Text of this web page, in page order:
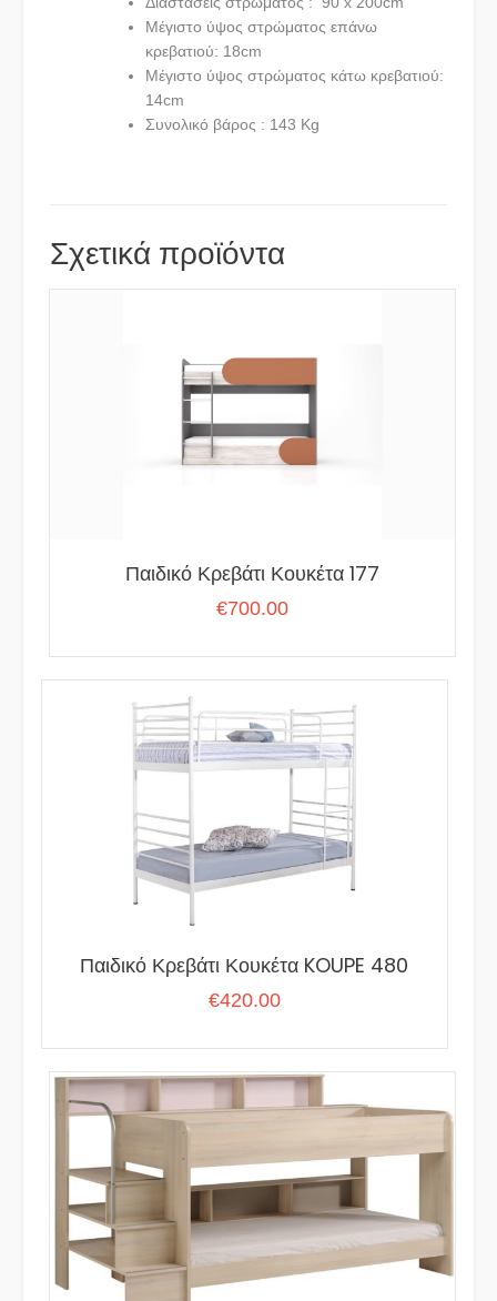
Μέγιστο ύψος στρώματος επάνω
κρεβατιού: 18cm
Μέγιστο ύψος στρώματος κάτω κρεβατιού:
14cm
Συνολικό βάρος : 143 Kg
Σχετικά προϊόντα
Παιδικό Κρεβάτι Κουκέτα 177
€700.00
Παιδικό Κρεβάτι Κουκέτα KOUPE 480
€420.00